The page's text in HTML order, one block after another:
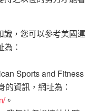
，您可以參考美國運
：
Sports and Fitness
資訊，網址為：
。